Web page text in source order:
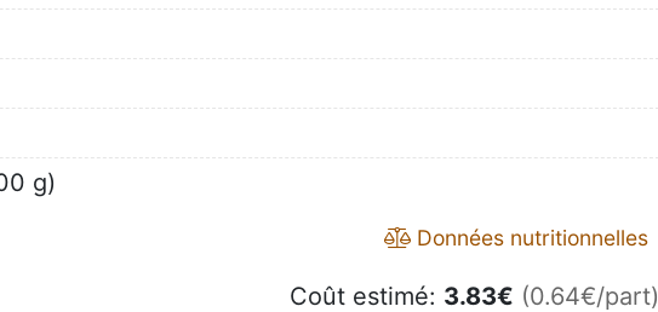
g)
Données nutritionnelles
Coût estimé: 3.83€ (0.64€/part)